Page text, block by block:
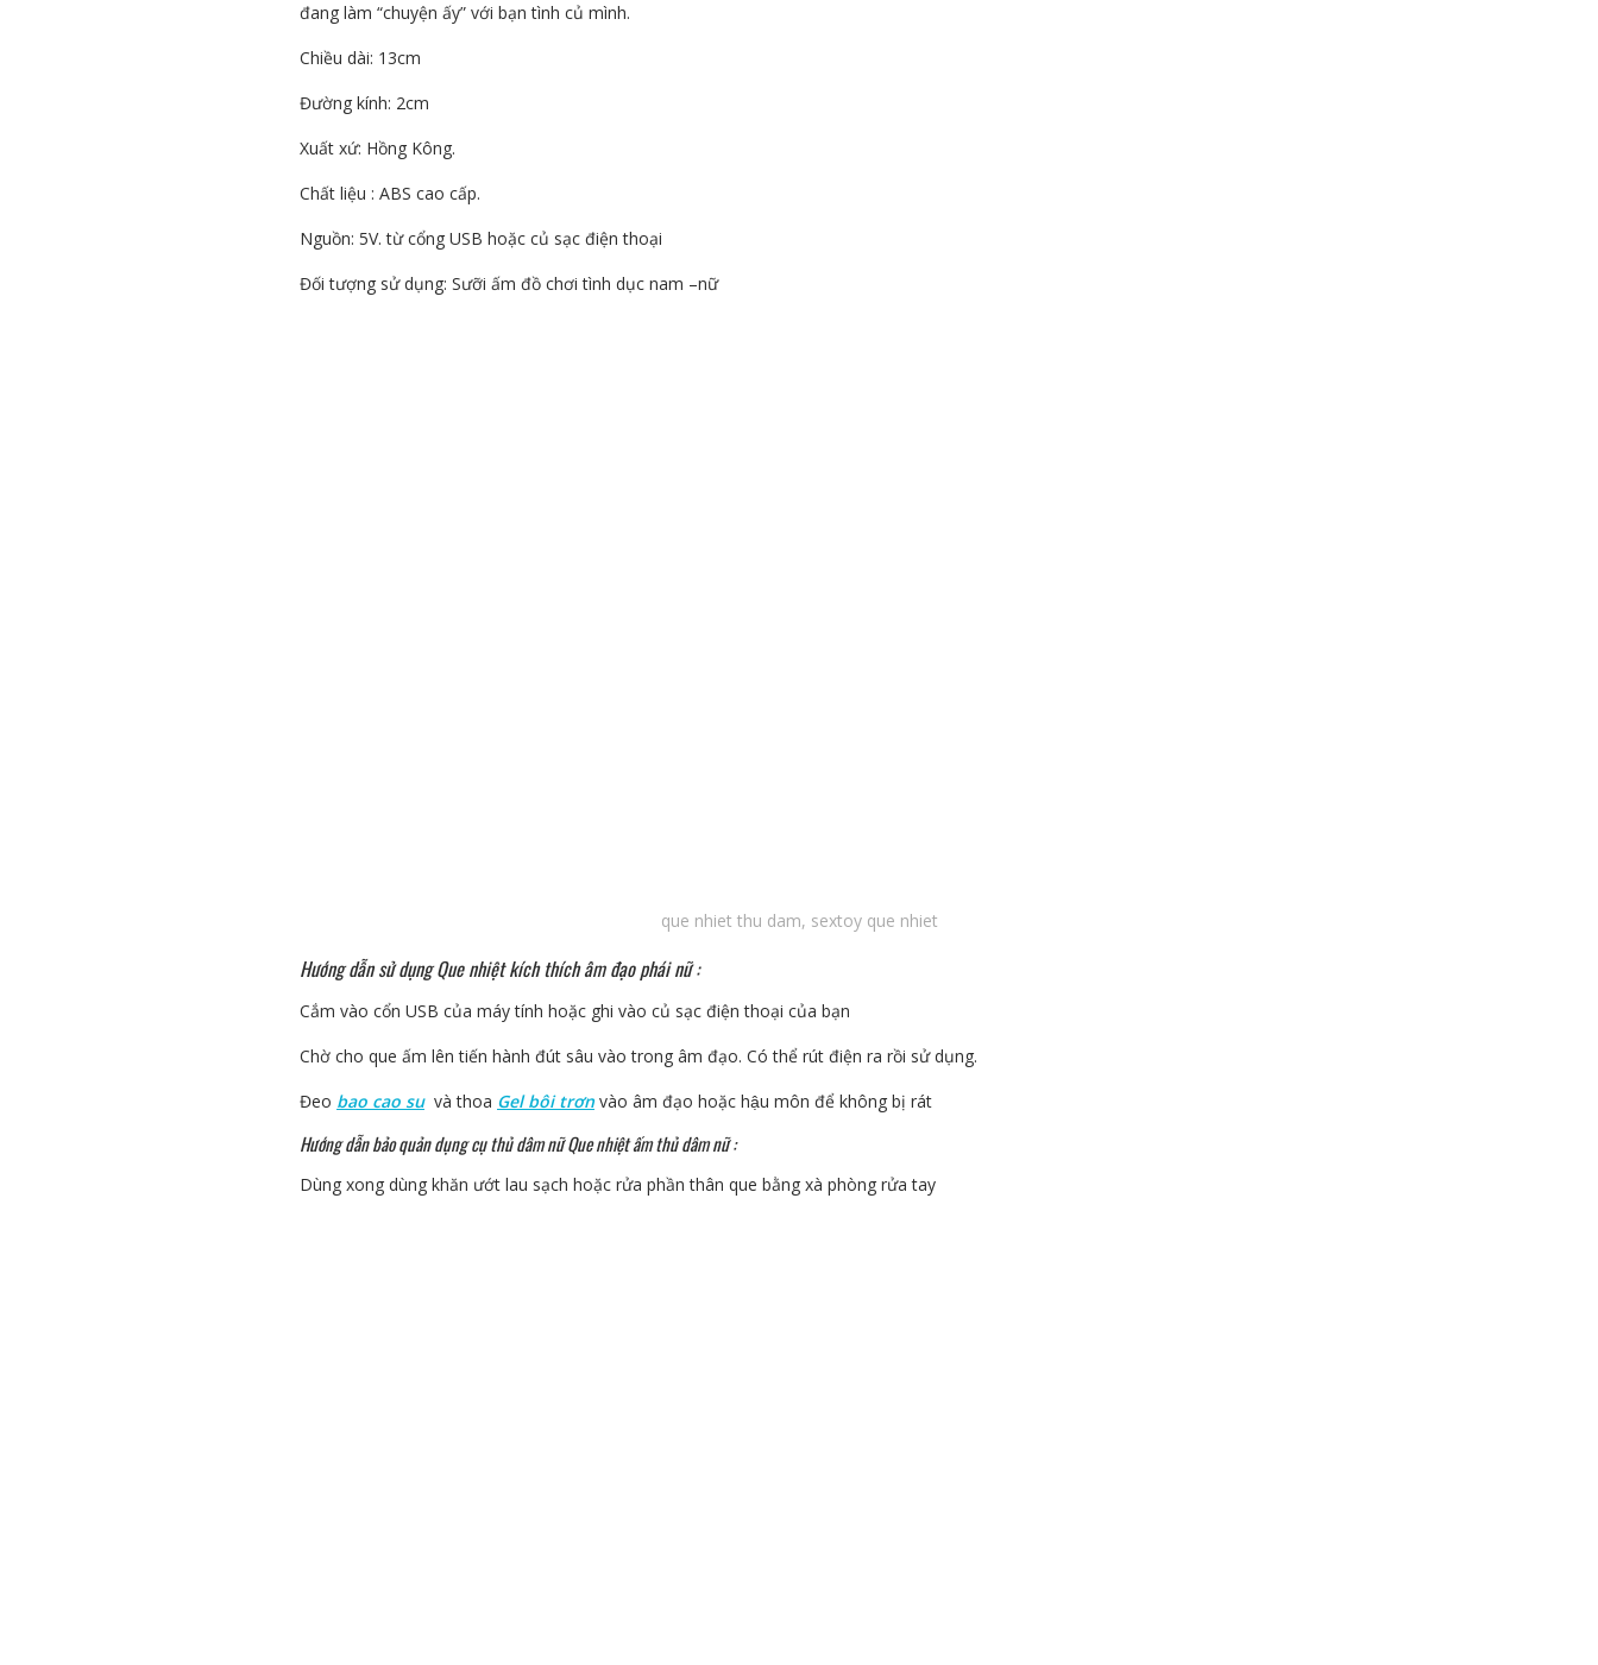
đang làm “chuyện ấy” với bạn tình củ mình.
Chiều dài: 13cm
Đường kính: 2cm
Xuất xứ: Hồng Kông.
Chất liệu : ABS cao cấp.
Nguồn: 5V. từ cổng USB hoặc củ sạc điện thoại
Đối tượng sử dụng: Sưỡi ấm đồ chơi tình dục nam –nữ
que nhiet thu dam, sextoy que nhiet
Hướng dẫn sử dụng Que nhiệt kích thích âm đạo phái nữ :
Cắm vào cổn USB của máy tính hoặc ghi vào củ sạc điện thoại của bạn
Chờ cho que ấm lên tiến hành đút sâu vào trong âm đạo. Có thể rút điện ra rồi sử dụng.
Đeo bao cao suvà thoa Gel bôi trơn vào âm đạo hoặc hậu môn để không bị rát
Hướng dẫn bảo quản dụng cụ thủ dâm nữ Que nhiệt ấm thủ dâm nữ :
Dùng xong dùng khăn ướt lau sạch hoặc rửa phần thân que bằng xà phòng rửa tay